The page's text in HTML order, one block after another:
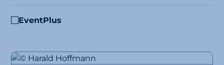
EventPlus